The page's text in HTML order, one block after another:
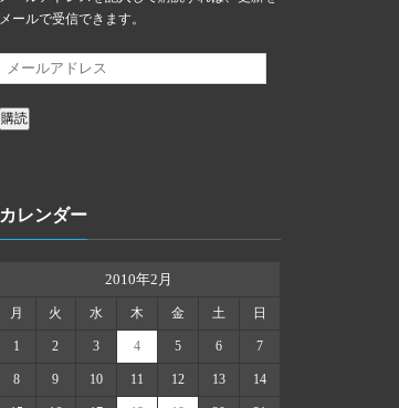
メールで受信できます。
購読
カレンダー
2010年2月
月 火 水 木 金 土 日
1 2 3 4 5 6 7
8 9 10 11 12 13 14